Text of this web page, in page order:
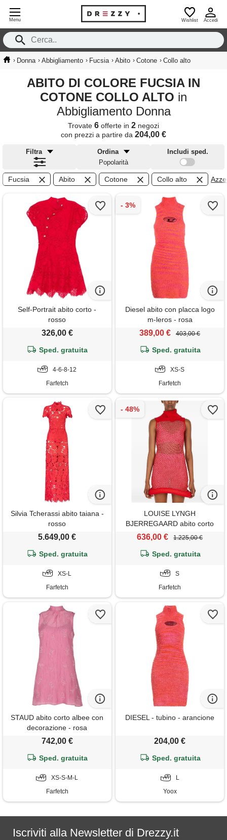
Menu Wishlist Accedi
› Donna › Abbigliamento › Fucsia › Abito › Cotone › Collo alto
ABITO DI COLORE FUCSIA IN
COTONE COLLO ALTO in
Abbigliamento Donna
Trovate 6 offerte in 2 negozi
con prezzi a partire da 204,00 €
Filtra
Ordina
Popolarità
Includi sped.
Fucsia Abito Cotone Collo alto
Self-Portrait abito corto -
rosso
326,00 €
Sped. gratuita
4-6-8-12
Farfetch
Diesel abito con placca logo
m-leros - rosa
389,00 € 403,00 €
Sped. gratuita
XS-S
Farfetch
Silvia Tcherassi abito taiana -
rosso
5.649,00 €
Sped. gratuita
XS-L
Farfetch
LOUISE LYNGH
BJERREGAARD abito corto
tennis in september a collo
636,00 € 1.225,00 €
Sped. gratuita
S
Farfetch
STAUD abito corto albee con
decorazione - rosa
742,00 €
Sped. gratuita
XS-S-M-L
Farfetch
DIESEL - tubino - arancione
204,00 €
Sped. gratuita
L
Yoox
Iscriviti alla Newsletter di Drezzy.it